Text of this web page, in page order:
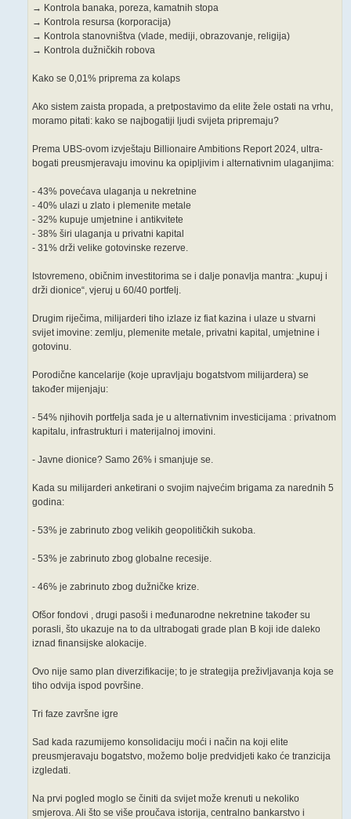
→ Kontrola banaka, poreza, kamatnih stopa
→ Kontrola resursa (korporacija)
→ Kontrola stanovništva (vlade, mediji, obrazovanje, religija)
→ Kontrola dužničkih robova
Kako se 0,01% priprema za kolaps
Ako sistem zaista propada, a pretpostavimo da elite žele ostati na vrhu,
moramo pitati: kako se najbogatiji ljudi svijeta pripremaju?
Prema UBS-ovom izvještaju Billionaire Ambitions Report 2024, ultra-
bogati preusmjeravaju imovinu ka opipljivim i alternativnim ulaganjima:
- 43% povećava ulaganja u nekretnine
- 40% ulazi u zlato i plemenite metale
- 32% kupuje umjetnine i antikvitete
- 38% širi ulaganja u privatni kapital
- 31% drži velike gotovinske rezerve.
Istovremeno, običnim investitorima se i dalje ponavlja mantra: „kupuj i
drži dionice“, vjeruj u 60/40 portfelj.
Drugim riječima, milijarderi tiho izlaze iz fiat kazina i ulaze u stvarni
svijet imovine: zemlju, plemenite metale, privatni kapital, umjetnine i
gotovinu.
Porodične kancelarije (koje upravljaju bogatstvom milijardera) se
također mijenjaju:
- 54% njihovih portfelja sada je u alternativnim investicijama : privatnom
kapitalu, infrastrukturi i materijalnoj imovini.
- Javne dionice? Samo 26% i smanjuje se.
Kada su milijarderi anketirani o svojim najvećim brigama za narednih 5
godina:
- 53% je zabrinuto zbog velikih geopolitičkih sukoba.
- 53% je zabrinuto zbog globalne recesije.
- 46% je zabrinuto zbog dužničke krize.
Ofšor fondovi , drugi pasoši i međunarodne nekretnine također su
porasli, što ukazuje na to da ultrabogati grade plan B koji ide daleko
iznad finansijske alokacije.
Ovo nije samo plan diverzifikacije; to je strategija preživljavanja koja se
tiho odvija ispod površine.
Tri faze završne igre
Sad kada razumijemo konsolidaciju moći i način na koji elite
preusmjeravaju bogatstvo, možemo bolje predvidjeti kako će tranzicija
izgledati.
Na prvi pogled moglo se činiti da svijet može krenuti u nekoliko
smjerova. Ali što se više proučava istorija, centralno bankarstvo i